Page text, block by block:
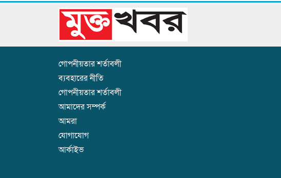
গোপনীয়তার শর্তাবলী
ব্যবহারের নীতি
গোপনীয়তার শর্তাবলী
আমাদের সম্পর্ক
আমরা
যোগাযোগ
আর্কাইভ